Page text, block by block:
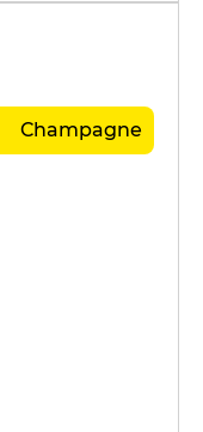
Champagne